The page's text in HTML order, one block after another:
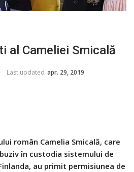
al Cameliei Smicală
Last updated apr. 29, 2019
român Camelia Smicală, care
în custodia sistemului de
au primit permisiunea de